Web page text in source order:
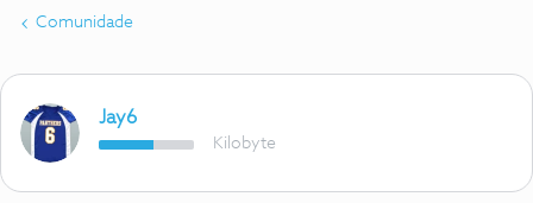
Comunidade
Jay6
Kilobyte